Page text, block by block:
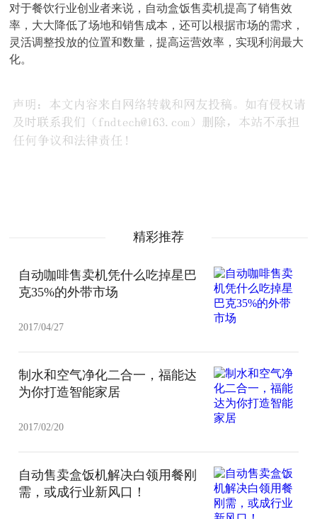
对于餐饮行业创业者来说，自动盒饭售卖机提高了销售效
率，大大降低了场地和销售成本，还可以根据市场的需求，
灵活调整投放的位置和数量，提高运营效率，实现利润最大
化。
精彩推荐
自动咖啡售卖机凭什么吃掉星巴
克35%的外带市场
2017/04/27
制水和空气净化二合一，福能达
为你打造智能家居
2017/02/20
自动售卖盒饭机解决白领用餐刚
需，或成行业新风口！